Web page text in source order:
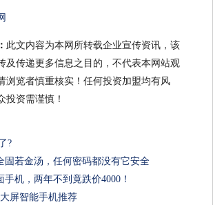
此文内容为本网所转载企业宣传资讯，该
及传递更多信息之目的，不代表本网站观
浏览者慎重核实！任何投资加盟均有风
投资需谨慎！
?
固若金汤，任何密码都没有它安全
机，两年不到竟跌价4000！
屏智能手机推荐